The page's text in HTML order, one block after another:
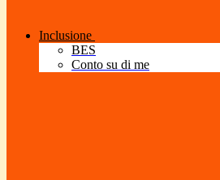
Inclusione
BES
Conto su di me